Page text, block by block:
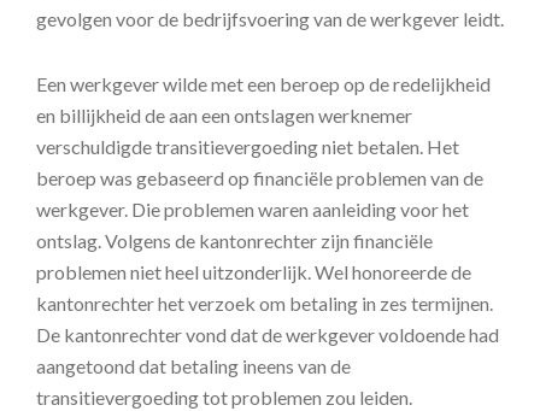
gevolgen voor de bedrijfsvoering van de werkgever leidt.
Een werkgever wilde met een beroep op de redelijkheid
en billijkheid de aan een ontslagen werknemer
verschuldigde transitievergoeding niet betalen. Het
beroep was gebaseerd op financiële problemen van de
werkgever. Die problemen waren aanleiding voor het
ontslag. Volgens de kantonrechter zijn financiële
problemen niet heel uitzonderlijk. Wel honoreerde de
kantonrechter het verzoek om betaling in zes termijnen.
De kantonrechter vond dat de werkgever voldoende had
aangetoond dat betaling ineens van de
transitievergoeding tot problemen zou leiden.